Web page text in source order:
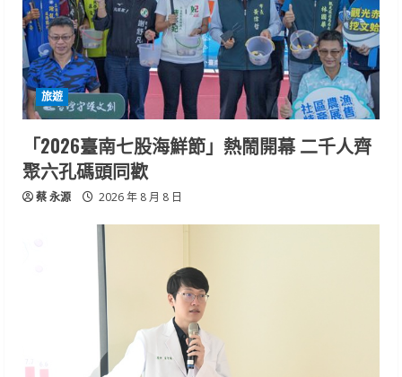
旅遊
「2026臺南七股海鮮節」熱鬧開幕 二千人齊
聚六孔碼頭同歡
蔡 永源 2026 年 8 月 8 日